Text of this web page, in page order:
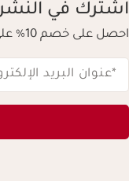
اشترك في
احصل على خصم 10% على أول طلب لك
*عنوان البريد